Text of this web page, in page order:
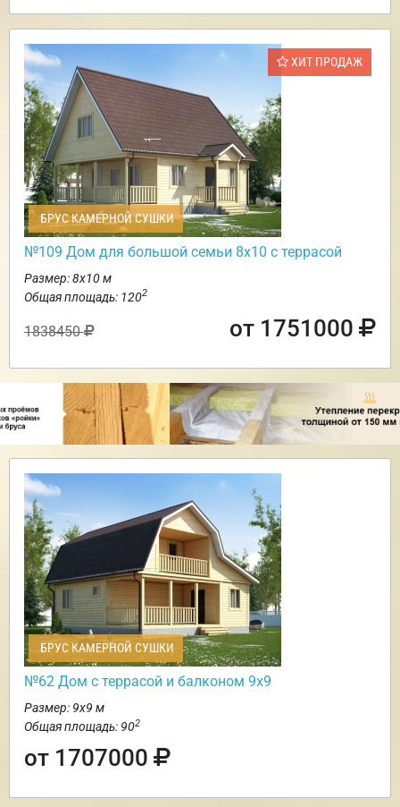
ХИТ ПРОДАЖ
БРУС КАМЕРНОЙ СУШКИ
№109 Дом для большой семьи 8х10 с террасой
Размер: 8х10 м
Общая площадь: 1202
1838450 от 1751000
БРУС КАМЕРНОЙ СУШКИ
№62 Дом c террасой и балконом 9х9
Размер: 9х9 м
Общая площадь: 902
от 1707000